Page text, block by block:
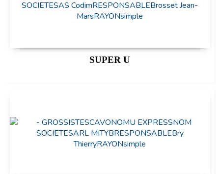
SUPER U